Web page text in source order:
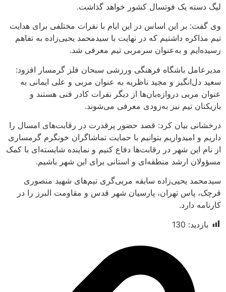
یک فوتسال کشور خواهد گذاشت.
این اساس در این ایام با نفرات مختلفی برای هدایت
داشتیم که در نهایت با سیدمحمد یحیی‌زاده به تفاهم
و به‌عنوان سرمربی تیم معرفی شد.
باشگاه فرهنگی ورزشی سبحان فلز گرمسار افزود:
و مجید ناظریه به عنوان مربی و علی ایمانی به
دروازه‌بان‌ها از دیگر نفرات کادر فنی هستند و
تیم نیز به‌زودی معرفی می‌شوند.
بیان کرد: قصد حضور پرقدرت در رقابت‌های امسال را
بتوانیم با حمایت تماشاگران خونگرم گرمساری
شهر در رقابت‌ها دفاع کنیم و نماینده شایسته‌ای با کمک
ارشد منطقه‌ای و استانی برای این شهر باشیم.
یحیی‌زاده سابقه مربی‌گری تیم‌های شهید منصوری
تهران، پارسیان شهر قدس و مقاومت البرز را در
130